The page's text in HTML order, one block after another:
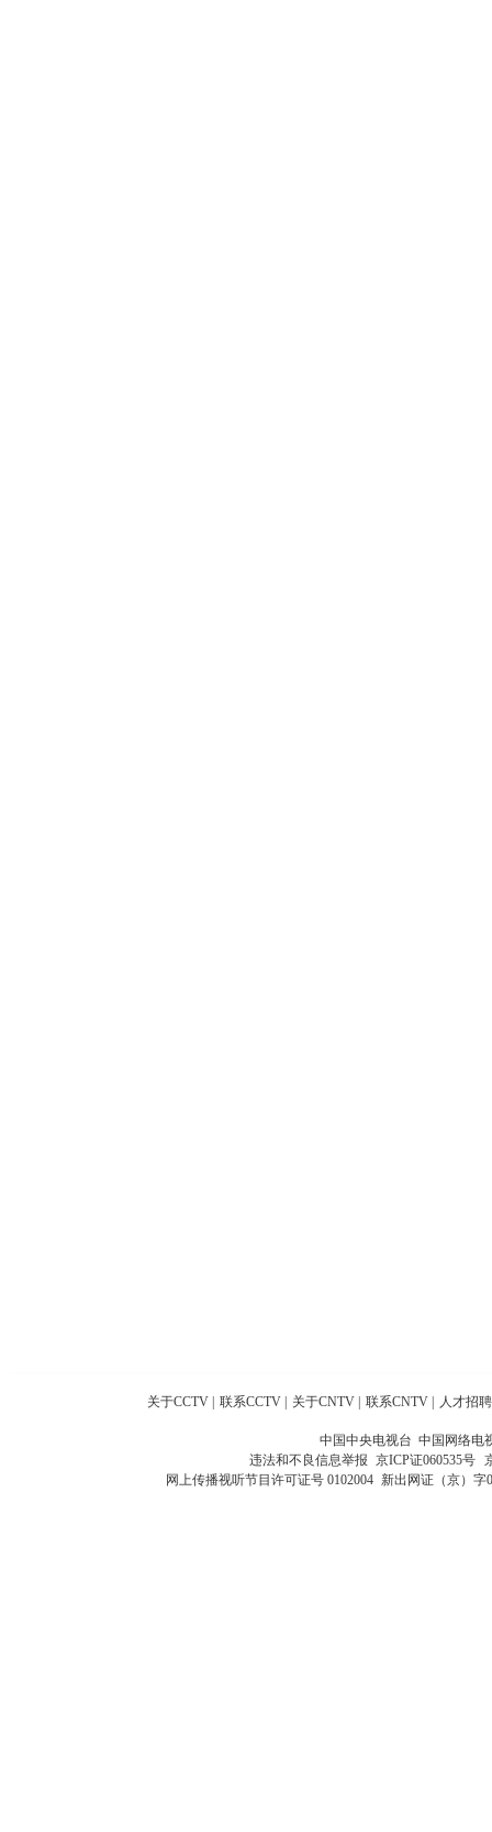
关于CCTV 联系CCTV 关于CNTV 联系CNTV 人才招聘
中国中央电视台 中国网络电
违法和不良信息举报 京ICP证060535号
网上传播视听节目许可证号 0102004 新出网证（京）